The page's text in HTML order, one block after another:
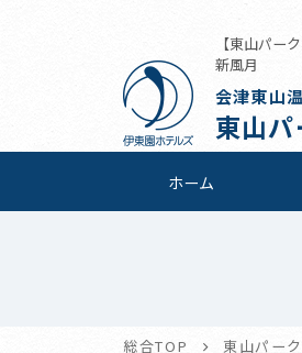
【東山パー
新風月
会津東山
東山
ホーム
総合TOP 東山パー